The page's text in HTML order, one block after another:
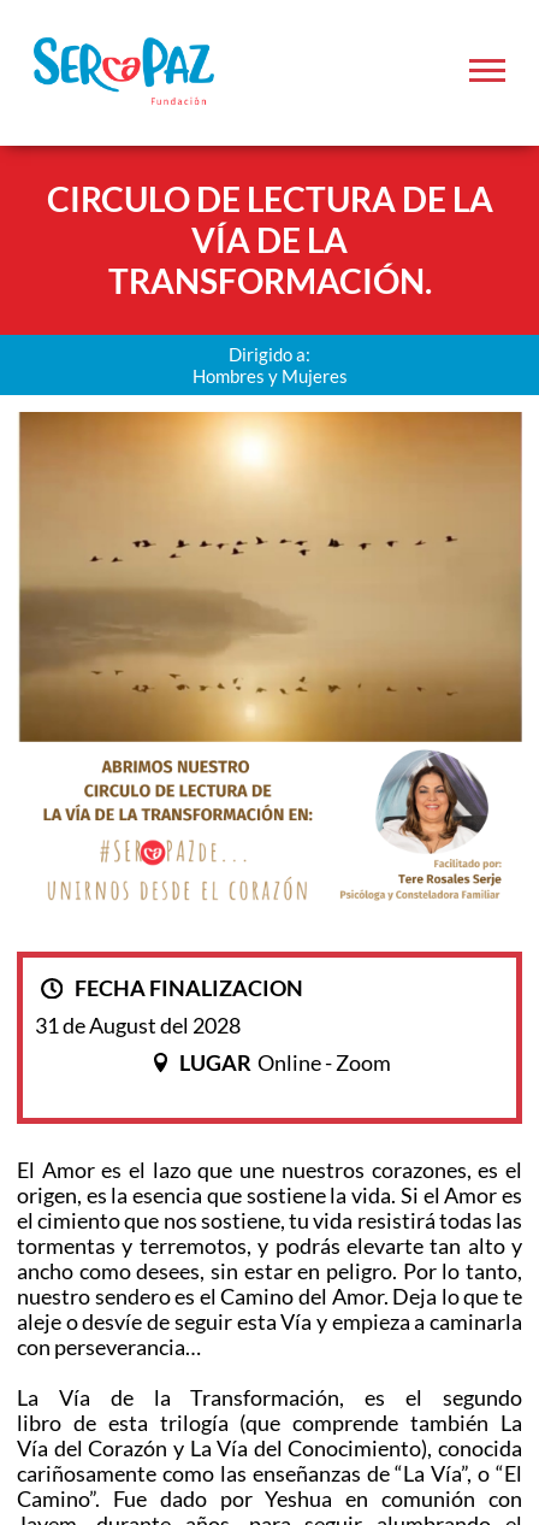
CIRCULO DE LECTURA DE LA
VÍA DE LA
TRANSFORMACIÓN.
Dirigido a:
Hombres y Mujeres
FECHA FINALIZACION
31 de August del 2028
LUGAR Online - Zoom
El Amor es el lazo que une nuestros corazones, es el
origen, es la esencia que sostiene la vida. Si el Amor es
el cimiento que nos sostiene, tu vida resistirá todas las
tormentas y terremotos, y podrás elevarte tan alto y
ancho como desees, sin estar en peligro. Por lo tanto,
nuestro sendero es el Camino del Amor. Deja lo que te
aleje o desvíe de seguir esta Vía y empieza a caminarla
con perseverancia…
La Vía de la Transformación, es el segundo
libro de esta trilogía (que comprende también La
Vía del Corazón y La Vía del Conocimiento), conocida
cariñosamente como las enseñanzas de “La Vía”, o “El
Camino”. Fue dado por Yeshua en comunión con